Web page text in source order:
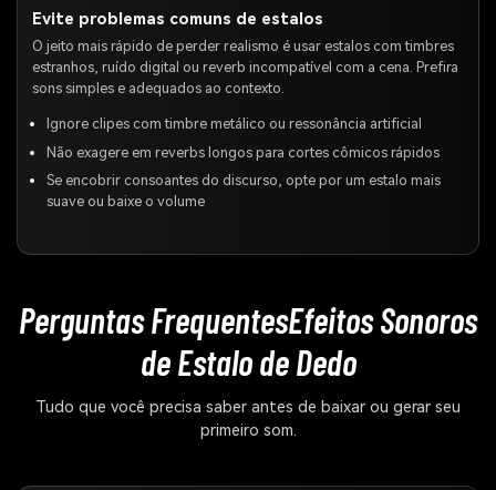
Evite problemas comuns de estalos
O jeito mais rápido de perder realismo é usar estalos com timbres
estranhos, ruído digital ou reverb incompatível com a cena. Prefira
sons simples e adequados ao contexto.
Ignore clipes com timbre metálico ou ressonância artificial
Não exagere em reverbs longos para cortes cômicos rápidos
Se encobrir consoantes do discurso, opte por um estalo mais
suave ou baixe o volume
Perguntas FrequentesEfeitos Sonoros
de Estalo de Dedo
Tudo que você precisa saber antes de baixar ou gerar seu
primeiro som.